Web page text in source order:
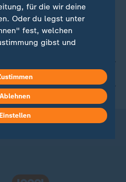
für die wir deine
Oder du legst unter
fest, welchen
gibst und
widerrufen oder ändern.
findest du in unserer
Ablehnen
Einstellen